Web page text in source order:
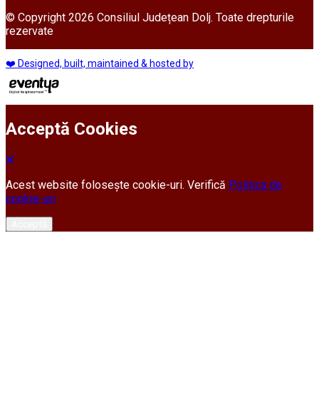
© Copyright 2026 Consiliul Județean Dolj. Toate drepturile
rezervate
❤️ Designed, built, maintained & hosted by
Acceptă Cookies
Acest website folosește cookie-uri. Verifică Politica de
cookie-uri